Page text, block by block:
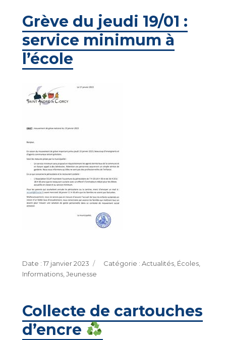
Grève du jeudi 19/01 :
service minimum à
l’école
Publié
le
17 janvier 2023 Catégories
Actualités, Écoles,
Informations, Jeunesse
Collecte de cartouches
d’encre